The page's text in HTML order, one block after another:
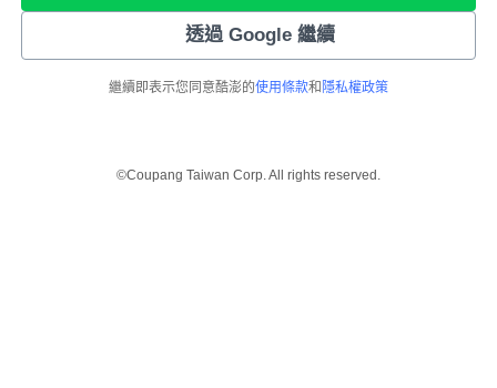
透過 Google 繼續
繼續即表示您同意酷澎的使用條款和 隱私權政策
©Coupang Taiwan Corp. All rights reserved.